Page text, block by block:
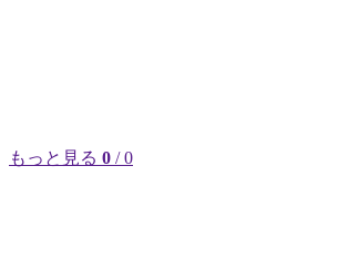
もっと見る 0 / 0